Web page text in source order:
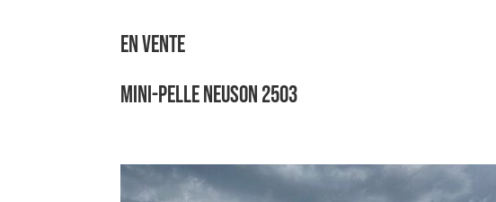
EN VENTE
MINI-PELLE NEUSON 2503